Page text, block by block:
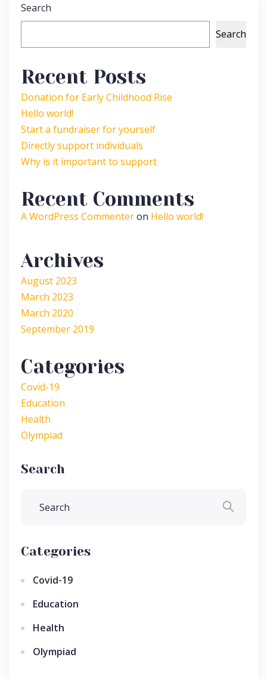
Search
Search
Recent Posts
Donation for Early Childhood Rise
Hello world!
Start a fundraiser for yourself
Directly support individuals
Why is it important to support
Recent Comments
A WordPress Commenteron Hello world!
Archives
August 2023
March 2023
March 2020
September 2019
Categories
Covid-19
Education
Health
Olympiad
Search
Categories
Covid-19
Education
Health
Olympiad